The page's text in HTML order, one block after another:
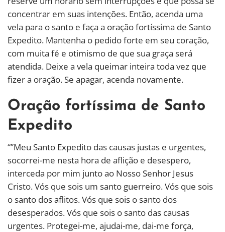
concentrar em suas intenções. Então, acenda uma
vela para o santo e faça a oração fortíssima de Santo
Expedito. Mantenha o pedido forte em seu coração,
com muita fé e otimismo de que sua graça será
atendida. Deixe a vela queimar inteira toda vez que
fizer a oração. Se apagar, acenda novamente.
Oração fortíssima de Santo
Expedito
“”Meu Santo Expedito das causas justas e urgentes,
socorrei-me nesta hora de aflição e desespero,
interceda por mim junto ao Nosso Senhor Jesus
Cristo. Vós que sois um santo guerreiro. Vós que sois
o santo dos aflitos. Vós que sois o santo dos
desesperados. Vós que sois o santo das causas
urgentes. Protegei-me, ajudai-me, dai-me força,